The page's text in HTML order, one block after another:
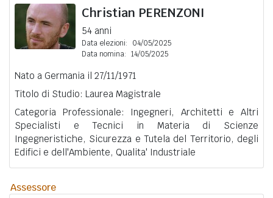
Christian PERENZONI
54 anni
Data elezioni:
04/05/2025
Data nomina: 14/05/2025
Nato a Germania il 27/11/1971
Titolo di Studio: Laurea Magistrale
Categoria Professionale: Ingegneri, Architetti e Altri
Specialisti e Tecnici in Materia di Scienze
Ingegneristiche, Sicurezza e Tutela del Territorio, degli
Edifici e dell'Ambiente, Qualita' Industriale
Assessore